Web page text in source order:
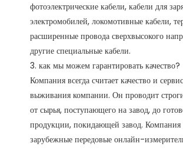
фотоэлектрические кабели, кабели для
электромобилей, локомотивные кабели,
расширенные провода сверхвысокого
другие специальные кабели.
3. как мы можем гарантировать качество?
Компания всегда считает качество и
выживания компании. Он проводит
от сырья, поступающего на завод, до
продукции, покидающей завод. Компания
зарубежные передовые онлайн-